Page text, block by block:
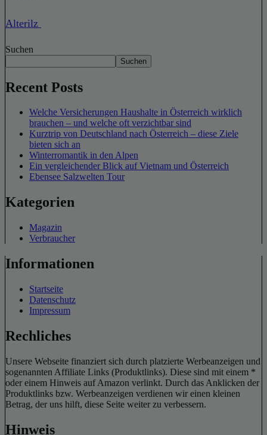
Alterilz
Suchen
Suchen
Recent Posts
Welche Versicherungen Haushalte in Österreich wirklich
brauchen – und welche oft verzichtbar sind
Kurztrip von Deutschland nach Österreich – diese Ziele
bieten sich an
Winterromantik in den Alpen
Ein vergleichender Blick auf Vietnam und Österreich
Ebensee Salzwelten Tour
Kategorien
Magazin
Verbraucher
Informationen
Startseite
Datenschutz
Impressum
Rechliches
Unsere Webseite finanziert sich durch platzierte Werbeanzeigen und
sogenannten Affiliate Links (Produktlinks). Diese sind mit einem *
oder einem Hinweis auf Amazon verlinkt. Durch das Anklicken der
Produktlinks bzw. Werbeanzeigen verdienen wir einen kleinen
Betrag, der uns hilft, diese Seite weiter zu verbessern.
Hinweis